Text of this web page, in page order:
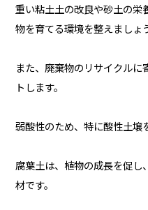
重い粘土土の改良や砂土の栄
物を育てる環境を整えましょ
また、廃棄物のリサイクル
トします。
弱酸性のため、特に酸性土壌
腐葉土は、植物の成長を促
材です。